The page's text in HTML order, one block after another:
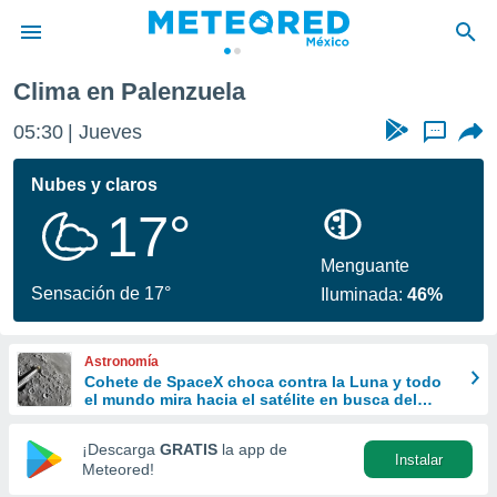
de
ha sido
calidad.
a este
las
y
forma
digital
basada
Clima en Palenzuela
05:30 Jueves ...
Nubes y claros
17°
Sensación de 17°
Menguante
Iluminada:46%
Astronomía
Cohete de SpaceX choca contra la Luna y todo
el mundo mira hacia el satélite en busca del
¡Descarga GRATIS la app de
Meteored!
Instalar